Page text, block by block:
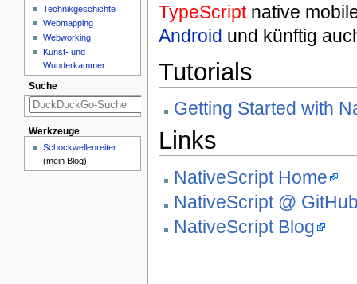
TypeScriptnative
Android und künftig
Tutorials
Getting Started with
Links
NativeScript Home
NativeScript @
NativeScript Blog
Technikgeschichte
Webmapping
Webworking
Kunst- und
Wunderkammer
Suche
Werkzeuge
Schockwellenreiter
(mein Blog)